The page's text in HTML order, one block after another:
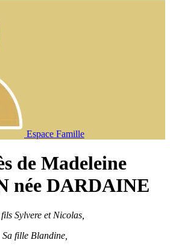
Espace Famille
de Madeleine
née DARDAINE
fils Sylvere et Nicolas,
Sa fille Blandine,